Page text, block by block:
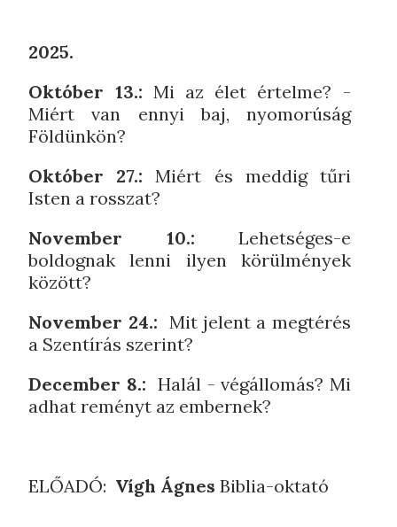
2025.
Október 13.: Mi az élet értelme? -
Miért van ennyi baj, nyomorúság
Földünkön?
Október 27.: Miért és meddig tűri
Isten a rosszat?
November 10.: Lehetséges-e
boldognak lenni ilyen körülmények
között?
November 24.: Mit jelent a megtérés
a Szentírás szerint?
December 8.: Halál - végállomás? Mi
adhat reményt az embernek?
ELŐADÓ: Vígh Ágnes Biblia-oktató